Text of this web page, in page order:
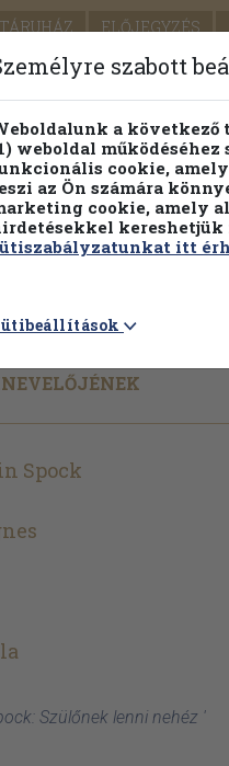
ELŐJEGYZÉS
PILLANATNYI ÁRAINK
Részletes
Spock
Szülőnek lenni nehéz '
szabott
a következő
weboldal
cookie,
az Ön számára
cookie, amely
kereshetjük
itt